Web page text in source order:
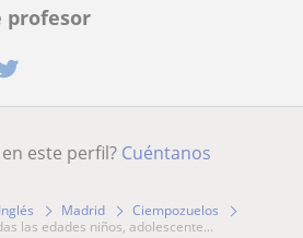
profesor
este perfil? Cuéntanos
Inglés Madrid
Ciempozuelos
las edades niños, adolescente...